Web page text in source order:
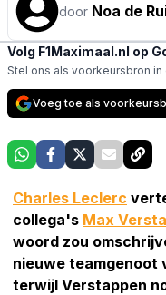
door Noa de
Volg F1Maximaal.nl op
Stel ons als voorkeursbron
Voeg toe als
Charles Leclerc
collega's Max
woord zou
nieuwe teamgenoot
terwijl Verstappen